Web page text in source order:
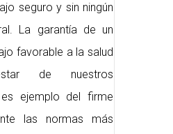
seguro y sin ningún
La garantía de un
favorable a la salud
de nuestros
ejemplo del firme
las normas más